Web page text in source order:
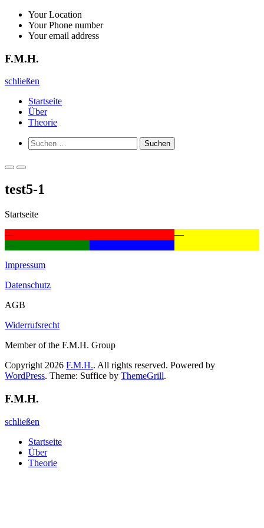
Zurück
zum
Inhalt
Your Location
Your Phone number
Your email address
F.M.H.
schließen
Startseite
Über
Theorie
Such-
Formular
Suchen
nach:
Primäres
für
Primäres
für
test5-1
Startseite
—
—
—
—
Impressum
Datenschutz
AGB
Widerrufsrecht
Member of the F.M.H. Group
Copyright 2026 F.M.H.. All rights reserved. Powered by
WordPress. Theme: Suffice by ThemeGrill.
F.M.H.
schließen
Startseite
Über
Theorie